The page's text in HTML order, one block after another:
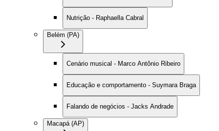
Nutrição - Raphaella Cabral
Belém (PA)
Cenário musical - Marco Antônio Ribeiro
Educação e comportamento - Suymara Braga
Falando de negócios - Jacks Andrade
Macapá (AP)